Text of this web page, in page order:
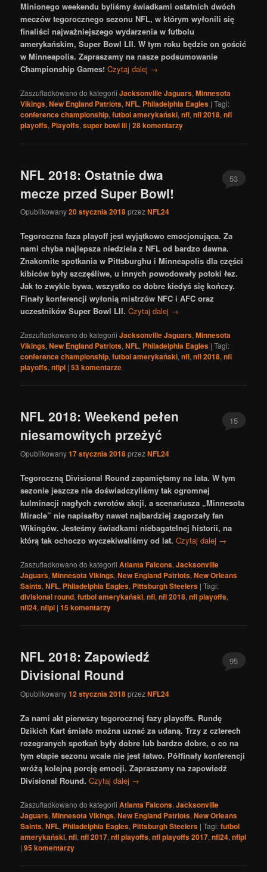
Minionego weekendu byliśmy świadkami ostatnich dwóch
meczów tegorocznego sezonu NFL, w którym wyłonili się
finaliści najważniejszego wydarzenia w futbolu
amerykańskim, Super Bowl LII. W tym roku będzie on gościć
w Minneapolis. Zapraszamy na nasze podsumowanie
Championship Games! Czytaj dalej →
Zaszufladkowano do kategorii Jacksonville Jaguars,Minnesota
Vikings,New England Patriots,NFL, Philadelphia Eagles |Tagi:
conference championship,futbol amerykański,nfl,nfl 2018,nfl
playoffs, Playoffs,super bowl lii |28komentarzy
NFL 2018: Ostatnie dwa
mecze przed Super Bowl!
Opublikowany20 stycznia 2018przezNFL24
53
Tegoroczna faza playoff jest wyjątkowo emocjonująca. Za
nami chyba najlepsza niedziela z NFL od bardzo dawna.
Znakomite spotkania w Pittsburghu i Minneapolis dla części
kibiców były szczęśliwe, u innych powodowały potoki łez.
Jak to zwykle bywa, wszystko co dobre kiedyś się kończy.
Finały konferencji wyłonią mistrzów NFC i AFC oraz
uczestników Super Bowl LII. Czytaj dalej →
Zaszufladkowano do kategorii Jacksonville Jaguars,Minnesota
Vikings,New England Patriots,NFL, Philadelphia Eagles |Tagi:
conference championship,futbol amerykański,nfl,nfl 2018,nfl
playoffs,nflpl |53komentarze
NFL 2018: Weekend pełen
niesamowitych przeżyć
Opublikowany17 stycznia 2018przezNFL24
15
Tegoroczną Divisional Round zapamiętamy na lata. W tym
sezonie jeszcze nie doświadczyliśmy tak ogromnej
kulminacji nagłych zwrotów akcji, a scenariusza „Minnesota
Miracle” nie napisałby nawet najbardziej zagorzały fan
Wikingów. Jesteśmy świadkami niebagatelnej historii, na
którą tak ochoczo wyczekiwaliśmy od lat.Czytaj dalej →
Zaszufladkowano do kategorii Atlanta Falcons,Jacksonville
Jaguars,Minnesota Vikings,New England Patriots,New Orleans
Saints,NFL, Philadelphia Eagles, Pittsburgh Steelers |Tagi:
divisional round,futbol amerykański,nfl,nfl 2018,nfl playoffs,
nfl24,nflpl |15komentarzy
NFL 2018: Zapowiedź
Divisional Round
Opublikowany12 stycznia 2018przezNFL24
95
Za nami akt pierwszy tegorocznej fazy playoffs. Rundę
Dzikich Kart śmiało można uznać za udaną. Trzy z czterech
rozegranych spotkań były dobre lub bardzo dobre, o co na
tym etapie sezonu wcale nie jest łatwo. Półfinały konferencji
wróżą kolejną porcję emocji. Zapraszamy na zapowiedź
Divisional Round. Czytaj dalej →
Zaszufladkowano do kategorii Atlanta Falcons,Jacksonville
Jaguars,Minnesota Vikings,New England Patriots,New Orleans
Saints,NFL, Philadelphia Eagles, Pittsburgh Steelers |Tagi:futbol
amerykański,nfl,nfl 2017,nfl playoffs,nfl playoffs 2017,nfl24,nflpl
|95komentarzy